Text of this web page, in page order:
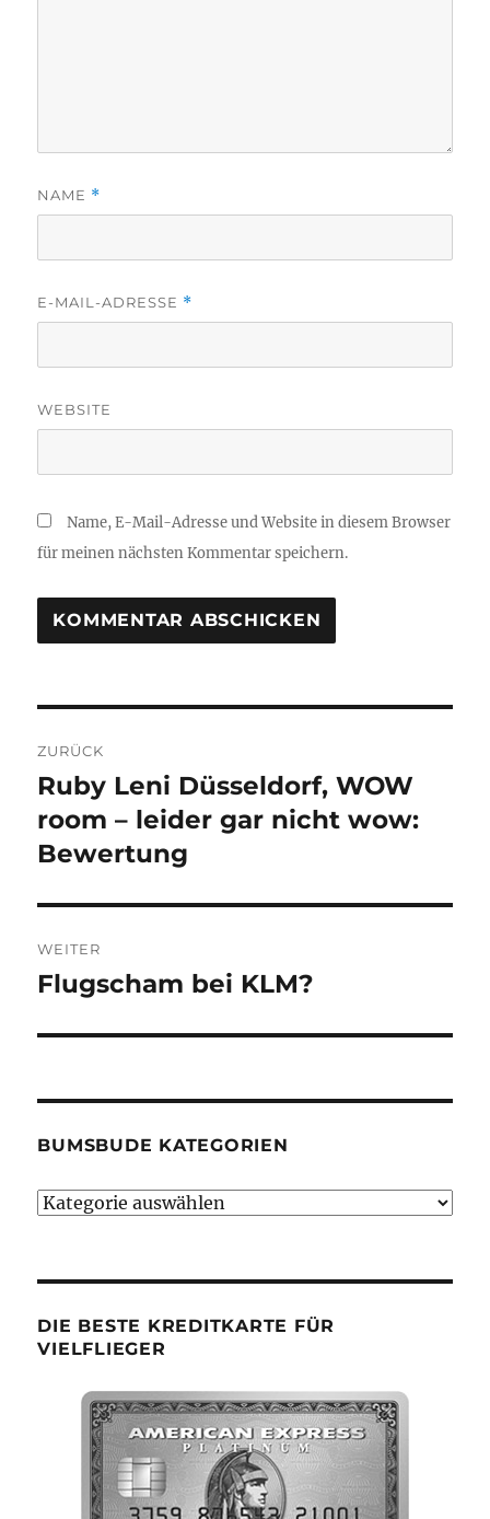
NAME *
E-MAIL-ADRESSE *
WEBSITE
Name, E-Mail-Adresse und Website in diesem Browser
für meinen nächsten Kommentar speichern.
ZURÜCK
Vorheriger
Beitrag:
Ruby Leni Düsseldorf, WOW
room – leider gar nicht wow:
Bewertung
WEITER
Nächster
Flugscham bei KLM?
BUMSBUDE KATEGORIEN
Bumsbude
DIE BESTE KREDITKARTE FÜR
VIELFLIEGER